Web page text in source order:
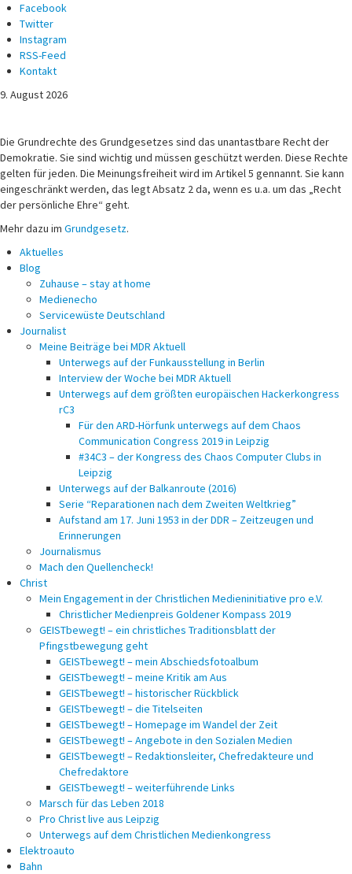
Facebook
Twitter
Instagram
RSS-Feed
Kontakt
9. August 2026
Michael Voß
Journalist und Christ
Die Grundrechte des Grundgesetzes sind das unantastbare Recht der
Demokratie. Sie sind wichtig und müssen geschützt werden. Diese Rechte
gelten für jeden. Die Meinungsfreiheit wird im Artikel 5 gennannt. Sie kann
eingeschränkt werden, das legt Absatz 2 da, wenn es u.a. um das „Recht
der persönliche Ehre“ geht.
Mehr dazu im Grundgesetz.
Aktuelles
Blog
Zuhause – stay at home
Medienecho
Servicewüste Deutschland
Journalist
Meine Beiträge bei MDR Aktuell
Unterwegs auf der Funkausstellung in Berlin
Interview der Woche bei MDR Aktuell
Unterwegs auf dem größten europäischen Hackerkongress
rC3
Für den ARD-Hörfunk unterwegs auf dem Chaos
Communication Congress 2019 in Leipzig
#34C3 – der Kongress des Chaos Computer Clubs in
Leipzig
Unterwegs auf der Balkanroute (2016)
Serie “Reparationen nach dem Zweiten Weltkrieg”
Aufstand am 17. Juni 1953 in der DDR – Zeitzeugen und
Erinnerungen
Journalismus
Mach den Quellencheck!
Christ
Mein Engagement in der Christlichen Medieninitiative pro e.V.
Christlicher Medienpreis Goldener Kompass 2019
GEISTbewegt! – ein christliches Traditionsblatt der
Pfingstbewegung geht
GEISTbewegt! – mein Abschiedsfotoalbum
GEISTbewegt! – meine Kritik am Aus
GEISTbewegt! – historischer Rückblick
GEISTbewegt! – die Titelseiten
GEISTbewegt! – Homepage im Wandel der Zeit
GEISTbewegt! – Angebote in den Sozialen Medien
GEISTbewegt! – Redaktionsleiter, Chefredakteure und
Chefredaktore
GEISTbewegt! – weiterführende Links
Marsch für das Leben 2018
Pro Christ live aus Leipzig
Unterwegs auf dem Christlichen Medienkongress
Elektroauto
Bahn